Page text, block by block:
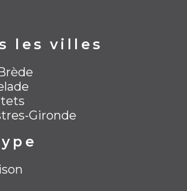
les villes
Gironde